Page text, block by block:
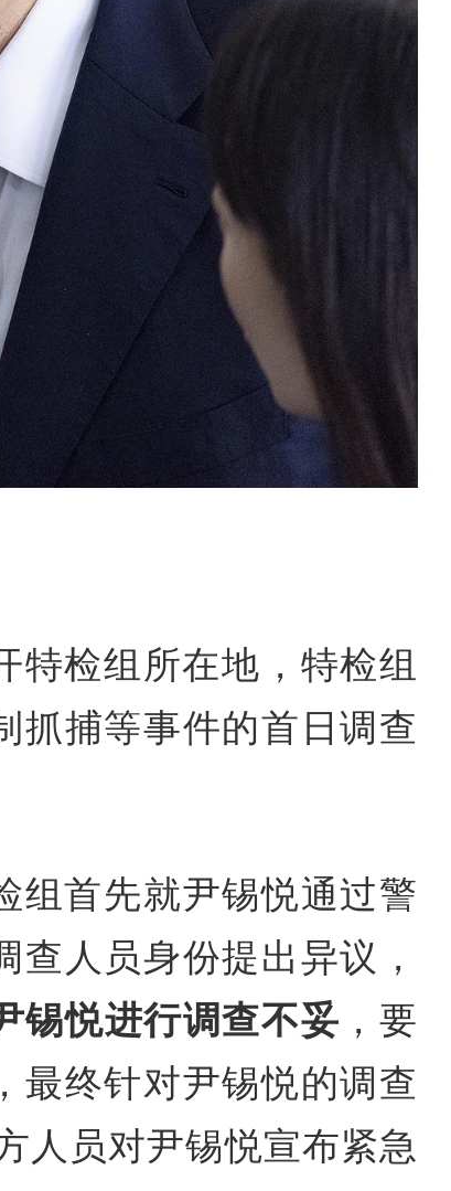
特检组所在地，特检组
抓捕等事件的首日调查
组首先就尹锡悦通过警
人员身份提出异议，
锡悦进行调查不妥 ，要
最终针对尹锡悦的调查
人员对尹锡悦宣布紧急